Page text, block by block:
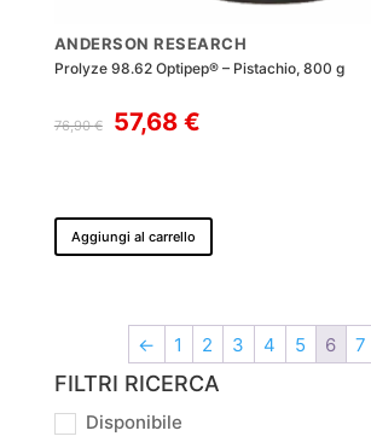
ANDERSON RESEARCH
Prolyze 98.62 Optipep® – Pistachio, 800 g
76,90€
Il
prezzo
76,90 €.
57,68 €Il
57,68 €.
Aggiungi al carrello
← 1 2 3 4 5 6 7
FILTRI RICERCA
Disponibile